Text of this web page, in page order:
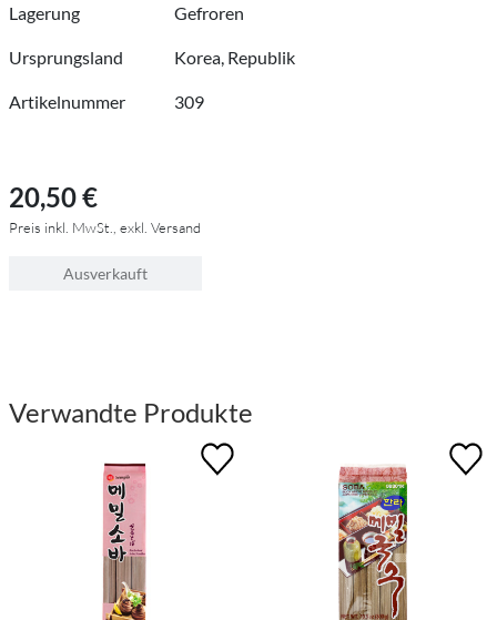
Lagerung
Gefroren
Ursprungsland Korea, Republik
Artikelnummer 309
20,50 €
Preis inkl. MwSt., exkl. Versand
Ausverkauft
Verwandte Produkte